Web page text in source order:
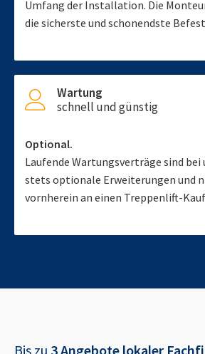
Umfang der Installation. Die
die sicherste und schonendste
Wartung
schnell und günstig
Optional.
Laufende Wartungsverträge sind bei
stets optionale Erweiterungen und
vornherein an einen Treppenlift-
Bis zu 3 Angebote lokaler